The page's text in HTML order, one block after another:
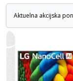
Aktuelna akcijska